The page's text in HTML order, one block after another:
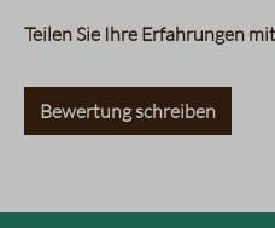
Teilen Sie Ihre Erfahrungen
Bewertung schreiben